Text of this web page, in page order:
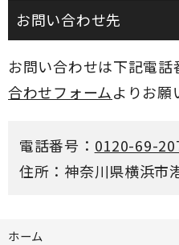
お問い合わせ先
お問い合わせは下記電話
合わせフォームよりお願
電話番号： 0120-69-
住所：神奈川県横浜市
ホーム